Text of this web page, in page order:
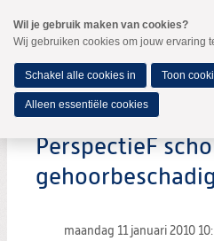
naar
Spring
de
inhoud
Spring
naar
hoofdmenu
PerspectieF
maandag 11 januari 2010
Wil je gebruik maken van cookies?
Wij gebruiken cookies om jouw ervaring
Schakel alle cookies in Toon
Alleen essentiële cookies